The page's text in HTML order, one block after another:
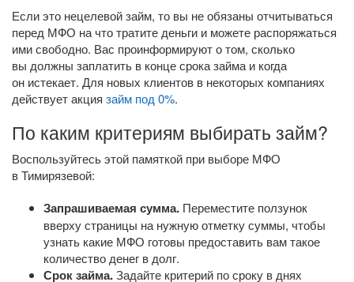
Если это нецелевой займ, то вы не обязаны отчитываться
перед МФО на что тратите деньги и можете распоряжаться
ими свободно. Вас проинформируют о том, сколько
вы должны заплатить в конце срока займа и когда
он истекает. Для новых клиентов в некоторых компаниях
действует акция займ под 0%.
По каким критериям выбирать займ?
Воспользуйтесь этой памяткой при выборе МФО
в Тимирязевой:
Запрашиваемая сумма. Переместите ползунок
вверху страницы на нужную отметку суммы, чтобы
узнать какие МФО готовы предоставить вам такое
количество денег в долг.
Срок займа.Задайте критерий по сроку в днях